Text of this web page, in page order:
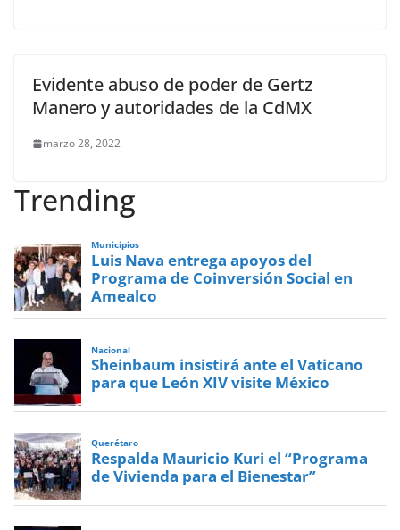
Evidente abuso de poder de Gertz
Manero y autoridades de la CdMX
marzo 28, 2022
Trending
Municipios
Luis Nava entrega apoyos del
Programa de Coinversión Social en
Amealco
Nacional
Sheinbaum insistirá ante el Vaticano
para que León XIV visite México
Querétaro
Respalda Mauricio Kuri el “Programa
de Vivienda para el Bienestar”